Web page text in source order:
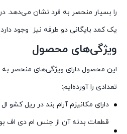
را بسیار منحصر به فرد نشان می‌دهد.
یک کمد بایگانی دو طرفه نیز وجود
ویژگی‌های محصول
این محصول دارای ویژگی‌های منحصر
تعدادی را آورده‌ایم:
دارای مکانیزم آرام بند در ریل کشو